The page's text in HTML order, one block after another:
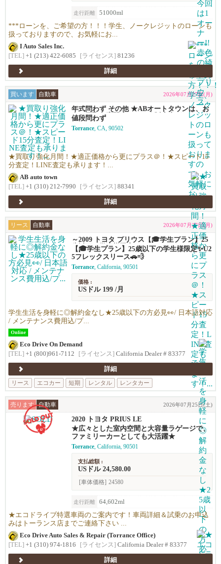
走行距離 51000ml
***ローンを、ご希望の方！！！学生、ノークレジットのローンも
扱っておりますので、お気軽にお...
I Auto Sales Inc.
[TEL] +1 (213) 422-6085 [ライセンス] 81236
詳細
買います 自動車 2026年07月27日(月)
年式問わず その他 ★ABオートタウンは、お
車の買取り専門店です！★販売力があるから
高く買える！シンプルで高い！独自の相場で
高価買い取りします！★優しい査定で’納得の
価格！高価買い取りします！★年末ご売却予
定の無料査定を実施中！年末の売却予定の方
も早期査定は更にお得！★日本車、アメ車、
欧州車なんでも買います！
値段問わず
Torrance, CA, 90502
★買取り強化月間！★適正価格から更にプラス＠！★スピード15
分査定！LINE査定も承ります！...
AB auto town
[TEL] +1 (310) 212-7990 [ライセンス] 88341
詳細
リース 自動車 2026年07月27日(月)
～2009 トヨタ プリウス【🎓学生プラン】25
歳以下の学生様限定✨U25フレックスリース
🚗💨
【🎓学生プラン】25歳以下の学生様限定✨U2
5フレックスリース🚗💨
Torrance, California, 90501
価格 :
USドル 199 /月
学生生活を身軽に◎解約金なし★25歳以下の方必見👀/ 日本語対応
/ メンテナンス費用込/プ...
Online
Eco Drive On Demand
[TEL] +1 (800)961-7112 [ライセンス] California Dealer # 83377
詳細
リース
エコカー 短期 レンタル レンタカー
売ります 自動車 2026年07月25日(土)
2020 トヨタ PRIUS LE
★広々とした室内空間と大容量ラゲージで、
ファミリーカーとしても大活躍★
Torrance, California, 90501
支払総額 :
USドル 24,580.00
[車体価格] 24580
走行距離 64,602ml
★エコドライブ特選車両のご案内です！車両詳細＆試乗のお申込
みはトーランス店までご連絡下さい ...
Eco Drive Auto Sales & Repair (Torrance Office)
[TEL] +1 (310) 974-1816 [ライセンス] California Dealer # 83377
詳細